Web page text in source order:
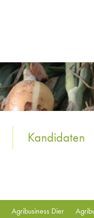
Kandidaten
Agribusiness Dier